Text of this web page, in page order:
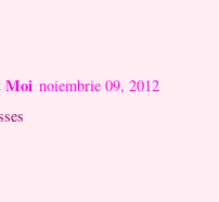
Moi noiembrie 09, 2012